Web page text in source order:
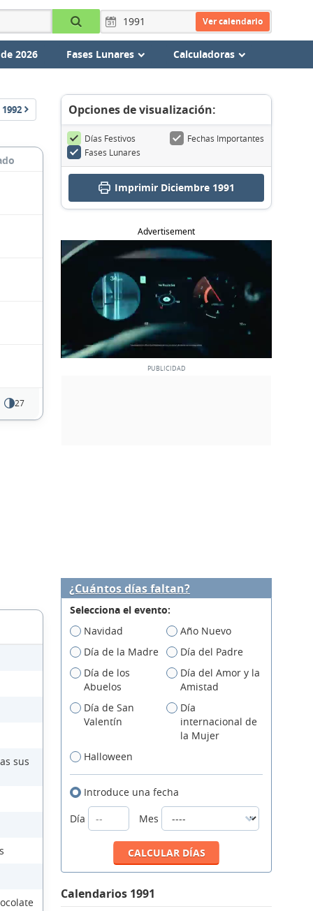
Ver calendario
2026 Fases Lunares Calculadoras
1992
27
Opciones de visualización:
Días Festivos
Fechas Importantes
Fases Lunares
Imprimir Diciembre 1991
Advertisement
sus
¿Cuántos días faltan?
Selecciona el evento:
Navidad
Año Nuevo
Día de la Madre
Día del Padre
Día de los
Abuelos
Día del Amor y la
Amistad
Día de San
Valentín
Día
internacional de
la Mujer
Halloween
Introduce una fecha
Día
Mes
Calendarios 1991